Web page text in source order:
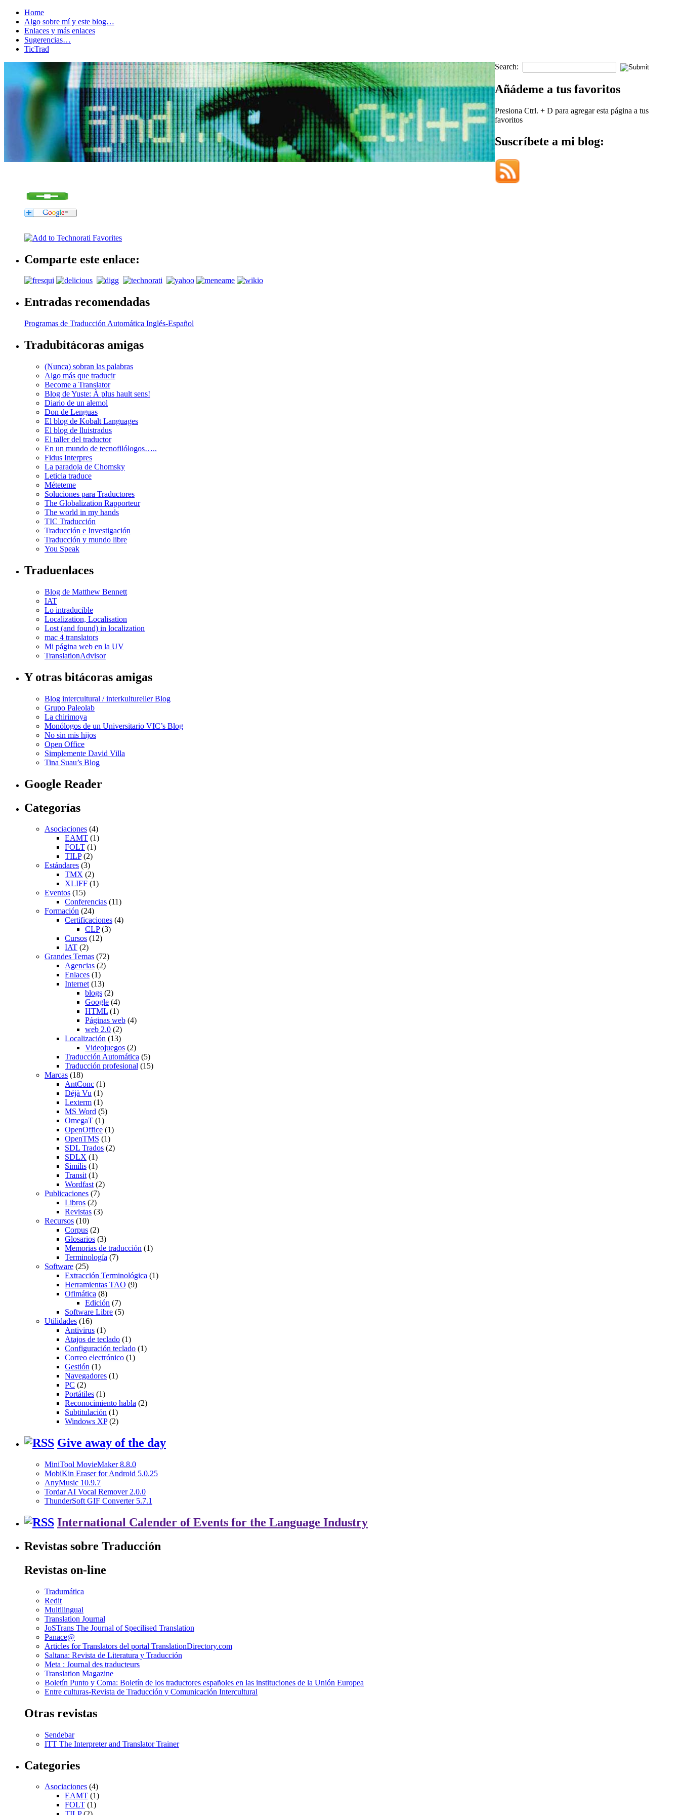
Home
Algo sobre mí y este blog…
Enlaces y más enlaces
Sugerencias…
TicTrad
Search:
Añádeme a tus favoritos
Presiona Ctrl. + D para agregar esta página a tus
favoritos
Suscríbete a mi blog:
Comparte este enlace:
Entradas recomendadas
Programas de Traducción Automática Inglés-Español
Tradubitácoras amigas
(Nunca) sobran las palabras
Algo más que traducir
Become a Translator
Blog de Yuste: À plus hault sens!
Diario de un alemol
Don de Lenguas
El blog de Kobalt Languages
El blog de lluistradus
El taller del traductor
En un mundo de tecnofilólogos…..
Fidus Interpres
La paradoja de Chomsky
Leticia traduce
Méteteme
Soluciones para Traductores
The Globalization Rapporteur
The world in my hands
TIC Traducción
Traducción e Investigación
Traducción y mundo libre
You Speak
Traduenlaces
Blog de Matthew Bennett
IAT
Lo intraducible
Localization, Localisation
Lost (and found) in localization
mac 4 translators
Mi página web en la UV
TranslationAdvisor
Y otras bitácoras amigas
Blog intercultural / interkultureller Blog
Grupo Paleolab
La chirimoya
Monólogos de un Universitario VIC’s Blog
No sin mis hijos
Open Office
Simplemente David Villa
Tina Suau’s Blog
Google Reader
Categorías
Asociaciones (4)
EAMT (1)
FOLT (1)
TILP(2)
Estándares (3)
TMX (2)
XLIFF (1)
Eventos (15)
Conferencias (11)
Formación (24)
Certificaciones (4)
CLP(3)
Cursos (12)
IAT (2)
Grandes Temas (72)
Agencias (2)
Enlaces (1)
Internet(13)
blogs (2)
Google (4)
HTML (1)
Páginas web (4)
web 2.0 (2)
Localización (13)
Videojuegos (2)
Traducción Automática (5)
Traducción profesional (15)
Marcas (18)
AntConc (1)
Déjà Vu (1)
Lexterm (1)
MS Word (5)
OmegaT (1)
OpenOffice (1)
OpenTMS (1)
SDL Trados (2)
SDLX (1)
Similis (1)
Transit(1)
Wordfast(2)
Publicaciones (7)
Libros (2)
Revistas (3)
Recursos (10)
Corpus (2)
Glosarios (3)
Memorias de traducción (1)
Terminología (7)
Software (25)
Extracción Terminológica (1)
Herramientas TAO (9)
Ofimática (8)
Edición (7)
Software Libre (5)
Utilidades (16)
Antivirus (1)
Atajos de teclado (1)
Configuración teclado (1)
Correo electrónico (1)
Gestión (1)
Navegadores (1)
PC (2)
Portátiles (1)
Reconocimiento habla (2)
Subtitulación (1)
Windows XP(2)
Give away of the day
MiniTool MovieMaker 8.8.0
MobiKin Eraser for Android 5.0.25
AnyMusic 10.9.7
Tordar AI Vocal Remover 2.0.0
ThunderSoft GIF Converter 5.7.1
International Calender of Events for the Language Industry
Revistas sobre Traducción
Revistas on-line
Tradumática
Redit
Multilingual
Translation Journal
JoSTrans The Journal of Specilised Translation
Panace@
Articles for Translators del portal TranslationDirectory.com
Saltana: Revista de Literatura y Traducción
Meta : Journal des traducteurs
Translation Magazine
Boletín Punto y Coma: Boletín de los traductores españoles en las instituciones de la Unión Europea
Entre culturas-Revista de Traducción y Comunicación Intercultural
Otras revistas
Sendebar
ITT The Interpreter and Translator Trainer
Categories
Asociaciones (4)
EAMT (1)
FOLT (1)